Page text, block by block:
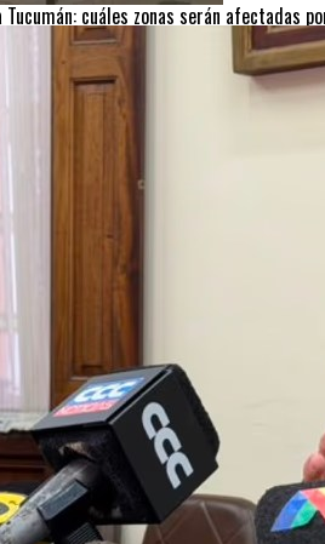
cuáles zonas serán afectadas